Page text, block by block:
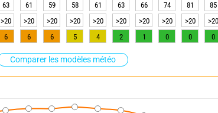
Comparer les modèles météo
63 61 59 58 61 63 66 74 81 85
>20 >20 >20 >20 >20 >20 >20 >20 >20 >20
6 6 6 5 4 2 1 0 0 0